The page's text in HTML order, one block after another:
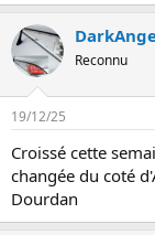
Reconnu
19/12/25
Croissé cette
changée du coté
Dourdan